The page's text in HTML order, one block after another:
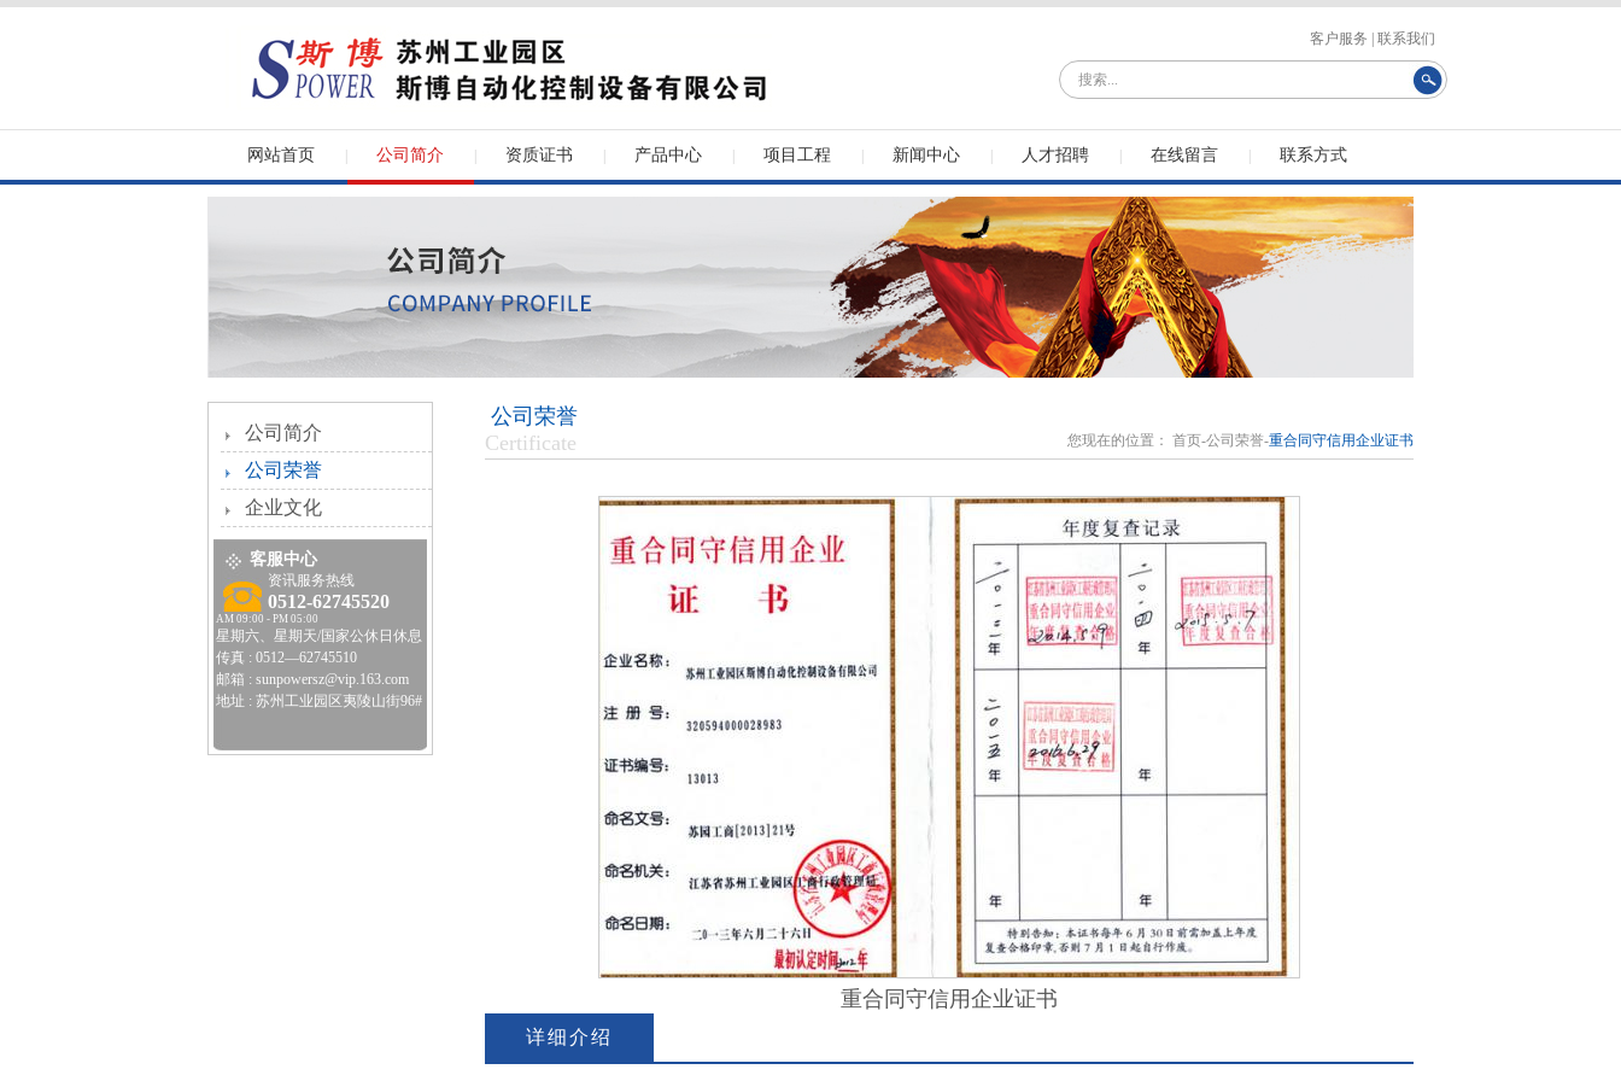
客户服务 联系我们
网站首页 公司简介 资质证书 产品中心 项目工程 新闻中心 人才招聘 在线留言 联系方式
公司简介
公司荣誉
企业文化
客服中心
资讯服务热线
0512-62745520
AM 09:00 - PM 05:00
星期六、星期天/国家公休日休息
传真 : 0512—62745510
邮箱 : sunpowersz@vip.163.com
地址 : 苏州工业园区夷陵山街96#
公司荣誉
Certificate
您现在的位置： 首页-公司荣誉-重合同守信用企业证书
重合同守信用企业证书
详细介绍